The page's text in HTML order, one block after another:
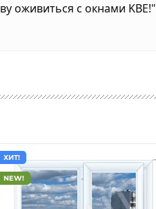
оживиться с окнами KBE!"
ХИТ!
NEW!